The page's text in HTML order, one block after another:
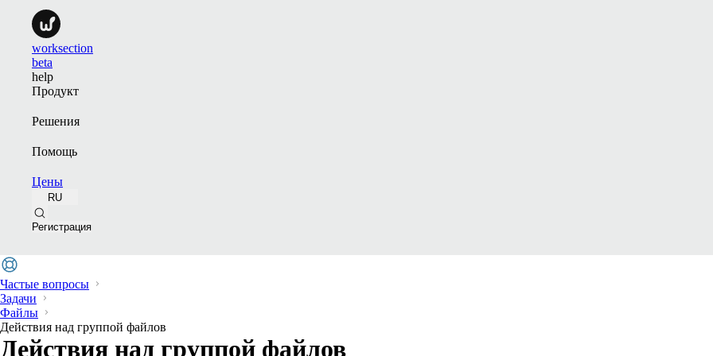
worksection
beta
help
Продукт
Решения
Помощь
Цены
RU
Регистрация
Частые вопросы
Задачи
Файлы
Действия над группой файлов
Действия над группой файлов